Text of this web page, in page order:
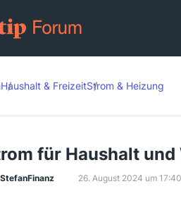
Haushalt & FreizeitStrom & Heizung
für Haushalt
StefanFinanz 26. August 2024 um 17:40